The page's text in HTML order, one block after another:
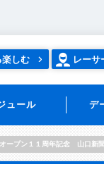
楽しむ レーサ
ュール デ
ープン１１周年記念 山口新